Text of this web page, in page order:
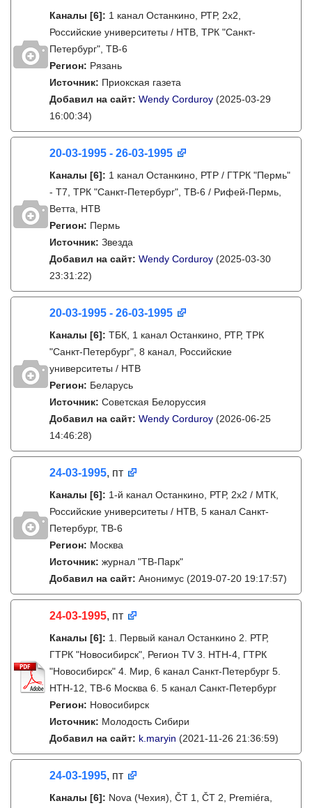
Каналы [6]: 1 канал Останкино, РТР, 2х2,
Российские университеты / НТВ, ТРК "Санкт-
Петербург", ТВ-6
Регион: Рязань
Источник: Приокская газета
Добавил на сайт: Wendy Corduroy (2025-03-29
16:00:34)
20-03-1995 - 26-03-1995
Каналы [6]: 1 канал Останкино, РТР / ГТРК "Пермь"
- Т7, ТРК "Санкт-Петербург", ТВ-6 / Рифей-Пермь,
Ветта, НТВ
Регион: Пермь
Источник: Звезда
Добавил на сайт: Wendy Corduroy (2025-03-30
23:31:22)
20-03-1995 - 26-03-1995
Каналы [6]: ТБК, 1 канал Останкино, РТР, ТРК
"Санкт-Петербург", 8 канал, Российские
университеты / НТВ
Регион: Беларусь
Источник: Советская Белоруссия
Добавил на сайт: Wendy Corduroy (2026-06-25
14:46:28)
24-03-1995, пт
Каналы [6]: 1-й канал Останкино, РТР, 2х2 / МТК,
Российские университеты / НТВ, 5 канал Санкт-
Петербург, ТВ-6
Регион: Москва
Источник: журнал "ТВ-Парк"
Добавил на сайт: Анонимус (2019-07-20 19:17:57)
24-03-1995, пт
Каналы [6]: 1. Первый канал Останкино 2. РТР,
ГТРК "Новосибирск", Регион TV 3. НТН-4, ГТРК
"Новосибирск" 4. Мир, 6 канал Санкт-Петербург 5.
НТН-12, ТВ-6 Москва 6. 5 канал Санкт-Петербург
Регион: Новосибирск
Источник: Молодость Сибири
Добавил на сайт: k.maryin (2021-11-26 21:36:59)
24-03-1995, пт
Каналы [6]: Nova (Чехия), ČT 1, ČT 2, Premiéra,